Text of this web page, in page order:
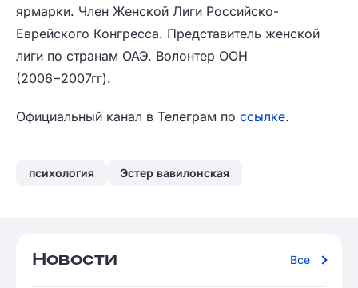
ярмарки. Член Женской Лиги Российско-
Еврейского Конгресса. Представитель женской
лиги по странам ОАЭ. ‌Волонтер ООН
(2006−2007гг).
Официальный канал в Телеграм по ссылке.
психология Эстер вавилонская
Новости Все